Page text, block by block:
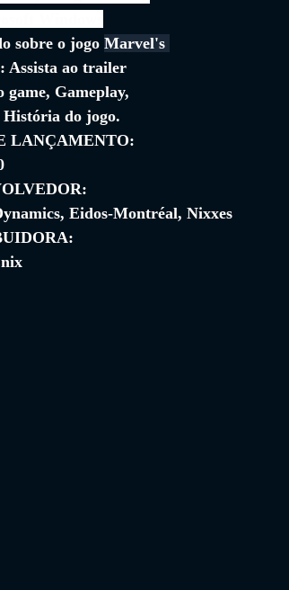
sobre o jogo Marvel's
: Assista ao trailer
game, Gameplay,
História do jogo.
LANÇAMENTO:
Eidos-Montréal, Nixxes